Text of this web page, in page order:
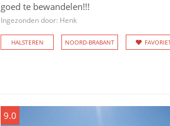
goed te bewandelen!!!
Ingezonden door: Henk
HALSTEREN NOORD-BRABANT
9.0